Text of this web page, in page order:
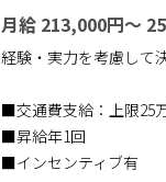
月給 213,000円～
経験・実力を考慮して
■交通費支給：上限25
■昇給年1回
■インセンティブ有